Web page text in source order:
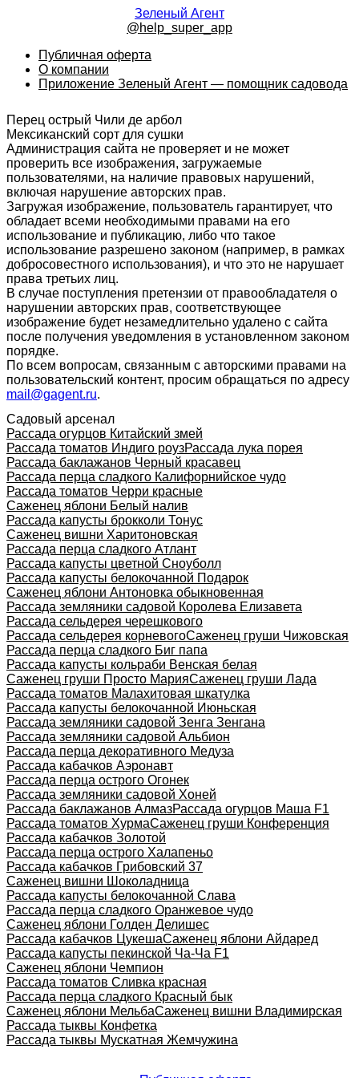
Зеленый Агент
@help_super_app
Публичная оферта
О компании
Приложение Зеленый Агент — помощник садовода
Перец острый Чили де арбол
Мексиканский сорт для сушки
Администрация сайта не проверяет и не может
проверить все изображения, загружаемые
пользователями, на наличие правовых нарушений,
включая нарушение авторских прав.
Загружая изображение, пользователь гарантирует, что
обладает всеми необходимыми правами на его
использование и публикацию, либо что такое
использование разрешено законом (например, в рамках
добросовестного использования), и что это не нарушает
права третьих лиц.
В случае поступления претензии от правообладателя о
нарушении авторских прав, соответствующее
изображение будет незамедлительно удалено с сайта
после получения уведомления в установленном законом
порядке.
По всем вопросам, связанным с авторскими правами на
пользовательский контент, просим обращаться по адресу
mail@gagent.ru.
Садовый арсенал
Рассада огурцов Китайский змей
Рассада томатов Индиго роузРассада лука порея
Рассада баклажанов Черный красавец
Рассада перца сладкого Калифорнийское чудо
Рассада томатов Черри красные
Саженец яблони Белый налив
Рассада капусты брокколи Тонус
Саженец вишни Харитоновская
Рассада перца сладкого Атлант
Рассада капусты цветной Сноуболл
Рассада капусты белокочанной Подарок
Саженец яблони Антоновка обыкновенная
Рассада земляники садовой Королева Елизавета
Рассада сельдерея черешкового
Рассада сельдерея корневогоСаженец груши Чижовская
Рассада перца сладкого Биг папа
Рассада капусты кольраби Венская белая
Саженец груши Просто МарияСаженец груши Лада
Рассада томатов Малахитовая шкатулка
Рассада капусты белокочанной Июньская
Рассада земляники садовой Зенга Зенгана
Рассада земляники садовой Альбион
Рассада перца декоративного Медуза
Рассада кабачков Аэронавт
Рассада перца острого Огонек
Рассада земляники садовой Хоней
Рассада баклажанов АлмазРассада огурцов Маша F1
Рассада томатов ХурмаСаженец груши Конференция
Рассада кабачков Золотой
Рассада перца острого Халапеньо
Рассада кабачков Грибовский 37
Саженец вишни Шоколадница
Рассада капусты белокочанной Слава
Рассада перца сладкого Оранжевое чудо
Саженец яблони Голден Делишес
Рассада кабачков ЦукешаСаженец яблони Айдаред
Рассада капусты пекинской Ча-Ча F1
Саженец яблони Чемпион
Рассада томатов Сливка красная
Рассада перца сладкого Красный бык
Саженец яблони МельбаСаженец вишни Владимирская
Рассада тыквы Конфетка
Рассада тыквы Мускатная Жемчужина